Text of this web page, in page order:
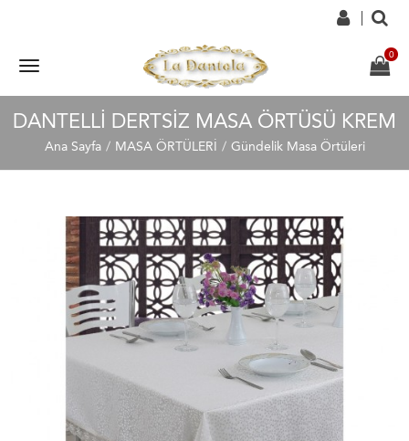
DANTELLI DERTSIZ MASA ÖRTÜSÜ KREM
Ana Sayfa MASA ÖRTÜLERİ Gündelik Masa Örtüleri